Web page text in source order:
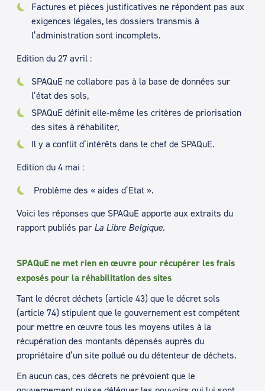
Factures et pièces justificatives ne répondent pas aux
exigences légales, les dossiers transmis à
l’administration sont incomplets.
Edition du 27 avril :
SPAQuE ne collabore pas à la base de données sur
l’état des sols,
SPAQuE définit elle-même les critères de priorisation
des sites à réhabiliter,
Il y a conflit d’intérêts dans le chef de SPAQuE.
Edition du 4 mai :
Problème des « aides d’Etat ».
Voici les réponses que SPAQuE apporte aux extraits du
rapport publiés par La Libre Belgique.
SPAQuE ne met rien en œuvre pour récupérer les frais
exposés pour la réhabilitation des sites
Tant le décret déchets (article 43) que le décret sols
(article 74) stipulent que le gouvernement est compétent
pour mettre en œuvre tous les moyens utiles à la
récupération des montants dépensés auprès du
propriétaire d’un site pollué ou du détenteur de déchets.
En aucun cas, ces décrets ne prévoient que le